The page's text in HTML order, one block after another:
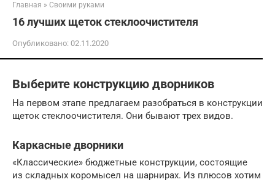
Главная » Своими руками
16 лучших щеток стеклоочистителя
Опубликовано: 02.11.2020
Выберите конструкцию дворников
На первом этапе предлагаем разобраться в конструкции
щеток стеклоочистителя. Они бывают трех видов.
Каркасные дворники
«Классические» бюджетные конструкции, состоящие
из складных коромысел на шарнирах. Из плюсов хотим